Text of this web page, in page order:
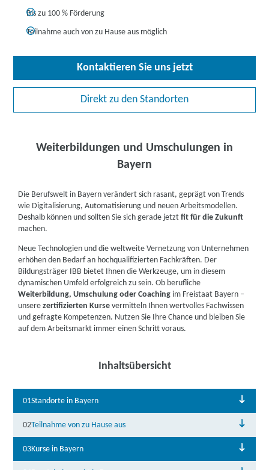
Bis zu 100 % Förderung
Teilnahme auch von zu Hause aus möglich
Kontaktieren Sie uns jetzt
Direkt zu den Standorten
Weiterbildungen und Umschulungen in
Bayern
Die Berufswelt in Bayern verändert sich rasant, geprägt von Trends
wie Digitalisierung, Automatisierung und neuen Arbeitsmodellen.
Deshalb können und sollten Sie sich gerade jetztfit für die Zukunft
machen.
Neue Technologien und die weltweite Vernetzung von Unternehmen
erhöhen den Bedarf an hochqualifizierten Fachkräften. Der
Bildungsträger IBB bietet Ihnen die Werkzeuge, um in diesem
dynamischen Umfeld erfolgreich zu sein. Ob berufliche
Weiterbildung, Umschulung oder Coaching im Freistaat Bayern –
unserezertifizierten Kursevermitteln Ihnen wertvolles Fachwissen
und gefragte Kompetenzen. Nutzen Sie Ihre Chance und bleiben Sie
auf dem Arbeitsmarkt immer einen Schritt voraus.
Inhaltsübersicht
01Standorte in Bayern
02Teilnahme von zu Hause aus
03Kurse in Bayern